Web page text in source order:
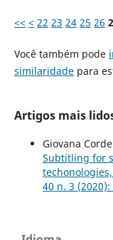
<< < 22 23 24 25 26
Você também pode
similaridadepara
Artigos mais
Giovana
Subtitling for
40 n. 3